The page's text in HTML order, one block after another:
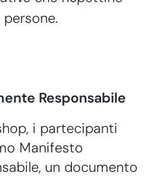
persone.
Responsabile
i partecipanti
Manifesto
un documento